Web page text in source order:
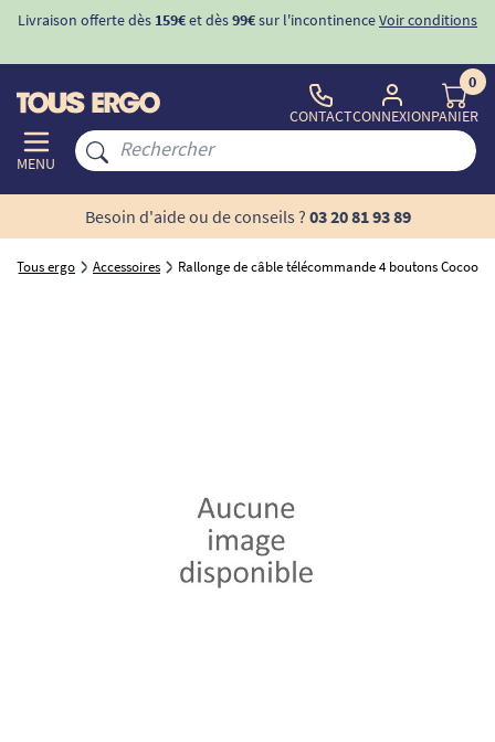
Livraison offerte dès 159€et dès99€sur l'incontinenceVoir conditions
MENU
CONTACTCONNEXION
0
PANIER
Besoin d'aide ou de conseils ? 03 20 81 93 89
Tous ergo Accessoires Rallonge de câble télécommande 4 boutons Cocoon